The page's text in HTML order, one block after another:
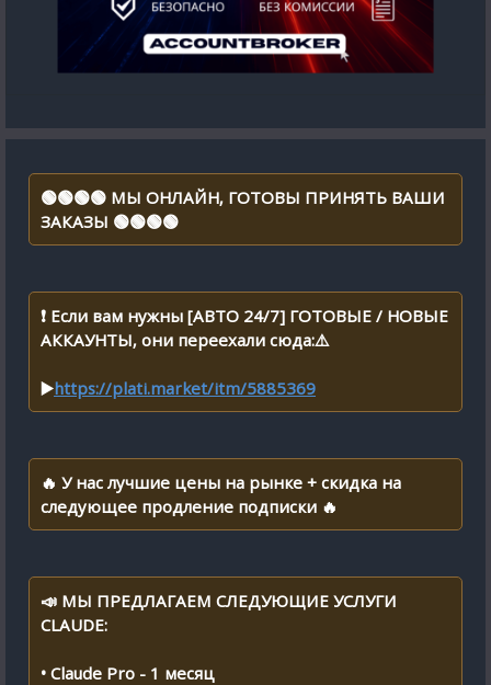
🟢🟢🟢🟢 МЫ ОНЛАЙН, ГОТОВЫ ПРИНЯТЬ ВАШИ
ЗАКАЗЫ 🟢🟢🟢🟢
❗ Если вам нужны [АВТО 24/7] ГОТОВЫЕ / НОВЫЕ
АККАУНТЫ, они переехали сюда:⚠️
▶️https://plati.market/itm/5885369
🔥 У нас лучшие цены на рынке + скидка на
следующее продление подписки 🔥
📣 МЫ ПРЕДЛАГАЕМ СЛЕДУЮЩИЕ УСЛУГИ
CLAUDE:
• Claude Pro - 1 месяц